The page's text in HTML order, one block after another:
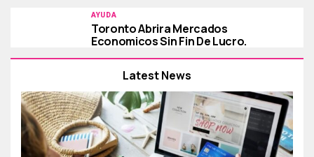
AYUDA
Toronto Abrira Mercados
Economicos Sin Fin De Lucro.
Latest News